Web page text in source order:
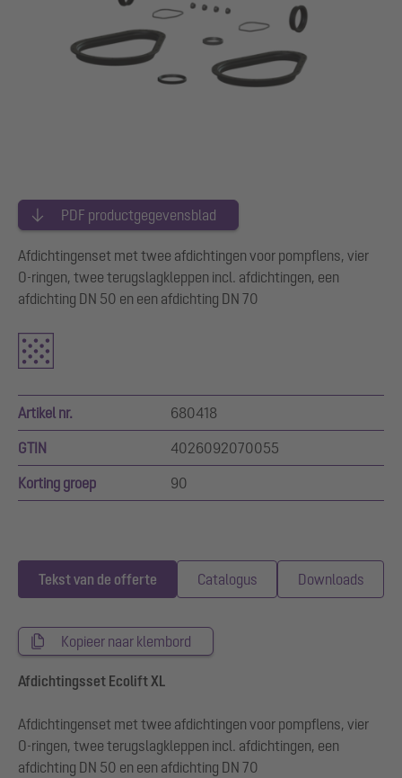
PDF productgegevensblad
Afdichtingenset met twee afdichtingen voor pompflens, vier
O-ringen, twee terugslagkleppen incl. afdichtingen, een
afdichting DN 50 en een afdichting DN 70
Artikel nr. 680418
GTIN 4026092070055
Korting groep 90
Tekst van de offerte Catalogus Downloads
Kopieer naar klembord
Afdichtingsset Ecolift XL
Afdichtingenset met twee afdichtingen voor pompflens, vier
O-ringen, twee terugslagkleppen incl. afdichtingen, een
afdichting DN 50 en een afdichting DN 70